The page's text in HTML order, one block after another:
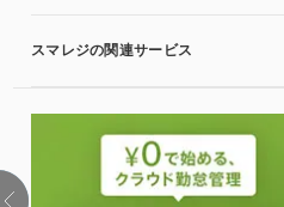
スマレジの関連サービス